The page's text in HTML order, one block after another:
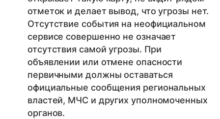
отметок и делает вывод, что угрозы нет.
Отсутствие события на неофициальном
сервисе совершенно не означает
отсутствия самой угрозы. При
объявлении или отмене опасности
первичными должны оставаться
официальные сообщения региональных
властей, МЧС и других уполномоченных
органов.